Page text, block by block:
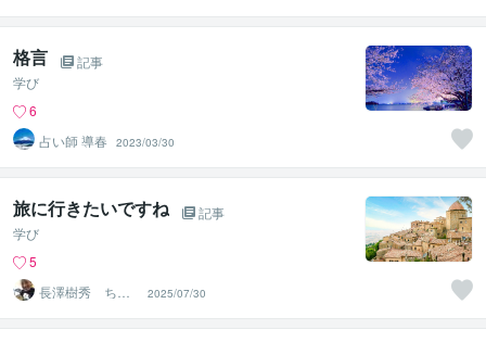
格言
記事
学び
6
占い師 導春
2023/03/30
旅に行きたいですね
記事
学び
5
長澤樹秀 ちょ
も 九星気学占
い師
2025/07/30